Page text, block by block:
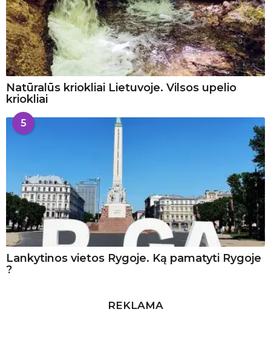
Natūralūs kriokliai Lietuvoje. Vilsos upelio
kriokliai
5
Lankytinos vietos Rygoje. Ką pamatyti Rygoje
?
REKLAMA